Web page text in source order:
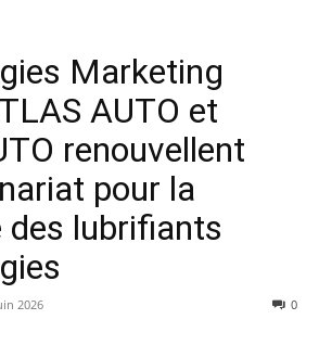
Marketing
AUTO et
renouvellent
pour la
lubrifiants
2026 0